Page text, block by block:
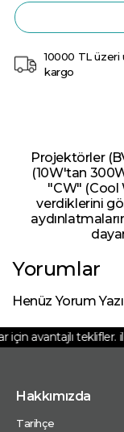
10000 TL üzeri
kargo
Projektörler
(10W'tan
"CW" (Cool
verdiklerini
Yorumlar
Henüz Yorum
için avantajlı teklifler.
Hakkımızda
Tarihçe